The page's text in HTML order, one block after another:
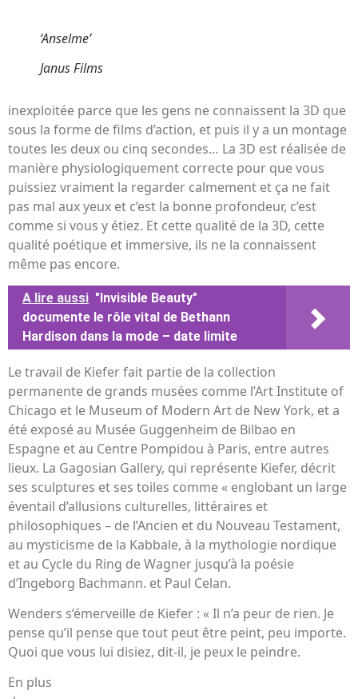
‘Anselme’
Janus Films
inexploitée parce que les gens ne connaissent la 3D que
sous la forme de films d’action, et puis il y a un montage
toutes les deux ou cinq secondes… La 3D est réalisée de
manière physiologiquement correcte pour que vous
puissiez vraiment la regarder calmement et ça ne fait
pas mal aux yeux et c’est la bonne profondeur, c’est
comme si vous y étiez. Et cette qualité de la 3D, cette
qualité poétique et immersive, ils ne la connaissent
même pas encore.
A lire aussi "Invisible Beauty"
documente le rôle vital de Bethann
Hardison dans la mode – date limite
Le travail de Kiefer fait partie de la collection
permanente de grands musées comme l’Art Institute of
Chicago et le Museum of Modern Art de New York, et a
été exposé au Musée Guggenheim de Bilbao en
Espagne et au Centre Pompidou à Paris, entre autres
lieux. La Gagosian Gallery, qui représente Kiefer, décrit
ses sculptures et ses toiles comme « englobant un large
éventail d’allusions culturelles, littéraires et
philosophiques – de l’Ancien et du Nouveau Testament,
au mysticisme de la Kabbale, à la mythologie nordique
et au Cycle du Ring de Wagner jusqu’à la poésie
d’Ingeborg Bachmann. et Paul Celan.
Wenders s’émerveille de Kiefer : « Il n’a peur de rien. Je
pense qu’il pense que tout peut être peint, peu importe.
Quoi que vous lui disiez, dit-il, je peux le peindre.
En plus